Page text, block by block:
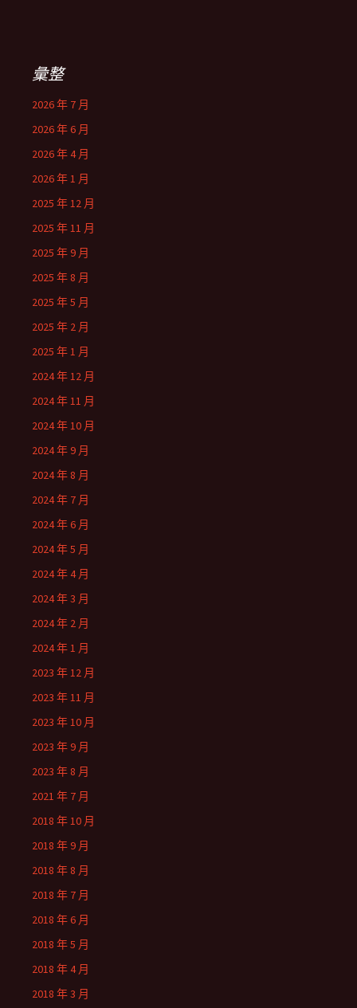
彙整
2026 年 7 月
2026 年 6 月
2026 年 4 月
2026 年 1 月
2025 年 12 月
2025 年 11 月
2025 年 9 月
2025 年 8 月
2025 年 5 月
2025 年 2 月
2025 年 1 月
2024 年 12 月
2024 年 11 月
2024 年 10 月
2024 年 9 月
2024 年 8 月
2024 年 7 月
2024 年 6 月
2024 年 5 月
2024 年 4 月
2024 年 3 月
2024 年 2 月
2024 年 1 月
2023 年 12 月
2023 年 11 月
2023 年 10 月
2023 年 9 月
2023 年 8 月
2021 年 7 月
2018 年 10 月
2018 年 9 月
2018 年 8 月
2018 年 7 月
2018 年 6 月
2018 年 5 月
2018 年 4 月
2018 年 3 月